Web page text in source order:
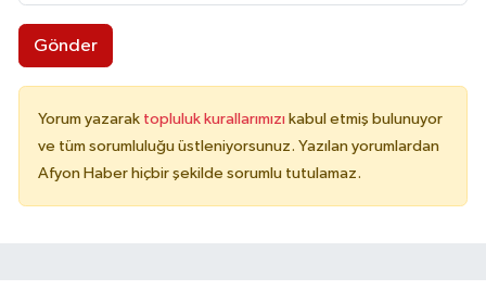
Gönder
Yorum yazarak topluluk kurallarımızı kabul etmiş bulunuyor
ve tüm sorumluluğu üstleniyorsunuz. Yazılan yorumlardan
Afyon Haber hiçbir şekilde sorumlu tutulamaz.